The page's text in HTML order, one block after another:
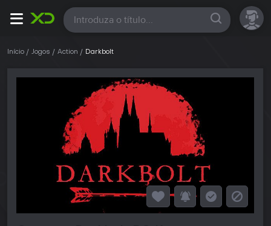
Todas
Início Jogos Action Darkbolt